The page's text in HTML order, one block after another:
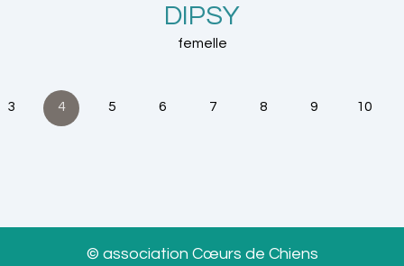
DIPSY
femelle
3 4 5 6 7 8 9 10
© association Cœurs de Chiens